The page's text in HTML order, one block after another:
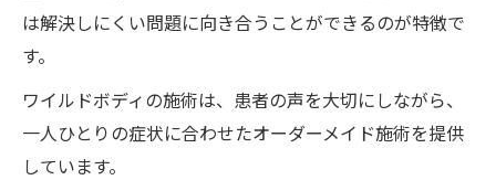
整体師が語る深部アプローチの技術
患者の体に合わせたオーダーメイド施術
深部アプローチが支持される理由
は解決しにくい問題に向き合うことができるのが特徴で
す。
ワイルドボディの施術は、患者の声を大切にしながら、
一人ひとりの症状に合わせたオーダーメイド施術を提供
しています。